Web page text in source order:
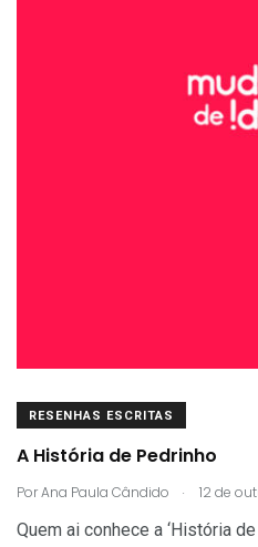
RESENHAS ESCRITAS
A História de Pedrinho
PorAna Paula Cândido . 12 de
Quem ai conhece a ‘História